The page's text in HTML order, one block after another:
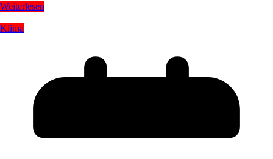
Weiterlesen
Klima